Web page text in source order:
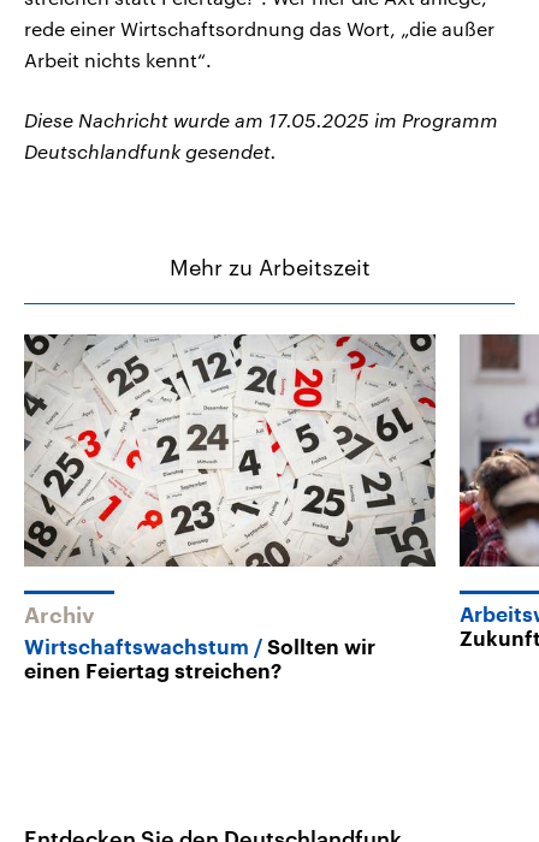
rede einer Wirtschaftsordnung das Wort, „die außer
Arbeit nichts kennt“.
Diese Nachricht wurde am 17.05.2025 im Programm
Deutschlandfunk gesendet.
Mehr zu Arbeitszeit
Archiv
Wirtschaftswachstum
Sollten wir
einen Feiertag streichen?